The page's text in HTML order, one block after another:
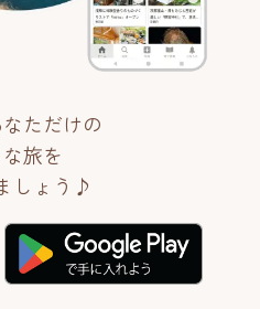
ただけの
旅を
しょう♪